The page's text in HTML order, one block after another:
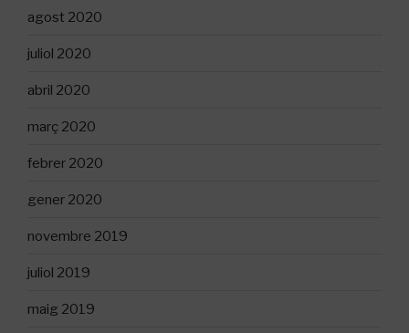
agost 2020
juliol 2020
abril 2020
març 2020
febrer 2020
gener 2020
novembre 2019
juliol 2019
maig 2019